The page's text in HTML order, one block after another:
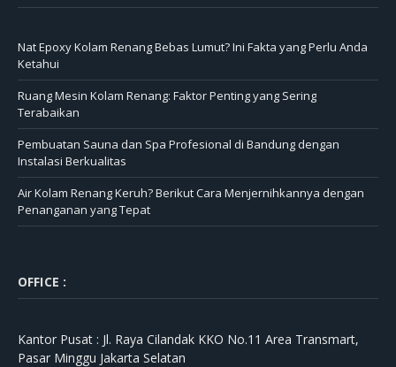
Nat Epoxy Kolam Renang Bebas Lumut? Ini Fakta yang Perlu Anda
Ketahui
Ruang Mesin Kolam Renang: Faktor Penting yang Sering
Terabaikan
Pembuatan Sauna dan Spa Profesional di Bandung dengan
Instalasi Berkualitas
Air Kolam Renang Keruh? Berikut Cara Menjernihkannya dengan
Penanganan yang Tepat
OFFICE :
Kantor Pusat : Jl. Raya Cilandak KKO No.11 Area Transmart,
Pasar Minggu Jakarta Selatan